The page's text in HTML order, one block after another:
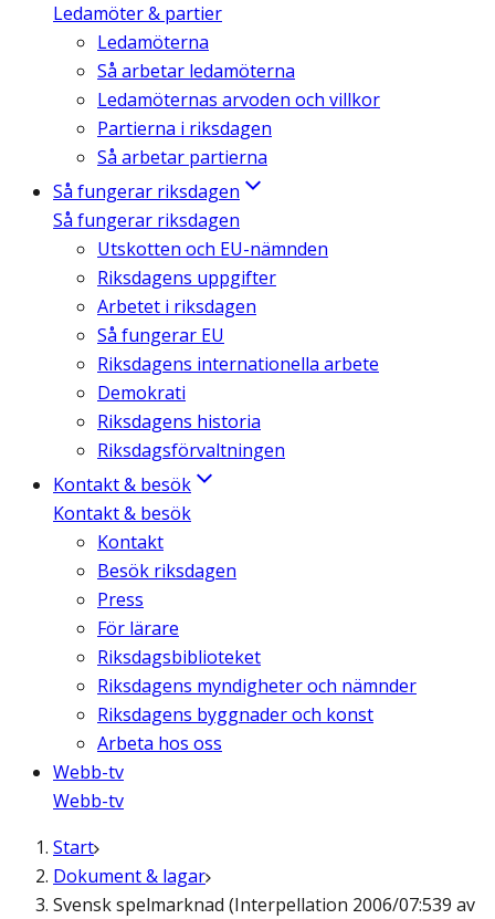
Ledamöter & partier
Ledamöterna
Så arbetar ledamöterna
Ledamöternas arvoden och villkor
Partierna i riksdagen
Så arbetar partierna
Så fungerar riksdagen
Så fungerar riksdagen
Utskotten och EU-nämnden
Riksdagens uppgifter
Arbetet i riksdagen
Så fungerar EU
Riksdagens internationella arbete
Demokrati
Riksdagens historia
Riksdagsförvaltningen
Kontakt & besök
Kontakt & besök
Kontakt
Besök riksdagen
Press
För lärare
Riksdagsbiblioteket
Riksdagens myndigheter och nämnder
Riksdagens byggnader och konst
Arbeta hos oss
Webb-tv
Webb-tv
Start
Dokument & lagar
Svensk spelmarknad (Interpellation 2006/07:539 av